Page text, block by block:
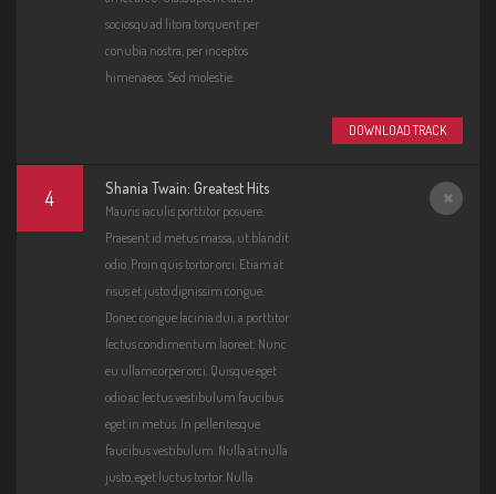
sociosqu ad litora torquent per
conubia nostra, per inceptos
himenaeos. Sed molestie.
DOWNLOAD TRACK
4 Shania Twain: Greatest Hits
Mauris iaculis porttitor posuere.
Praesent id metus massa, ut blandit
odio. Proin quis tortor orci. Etiam at
risus et justo dignissim congue.
Donec congue lacinia dui, a porttitor
lectus condimentum laoreet. Nunc
eu ullamcorper orci. Quisque eget
odio ac lectus vestibulum faucibus
eget in metus. In pellentesque
faucibus vestibulum. Nulla at nulla
justo, eget luctus tortor. Nulla